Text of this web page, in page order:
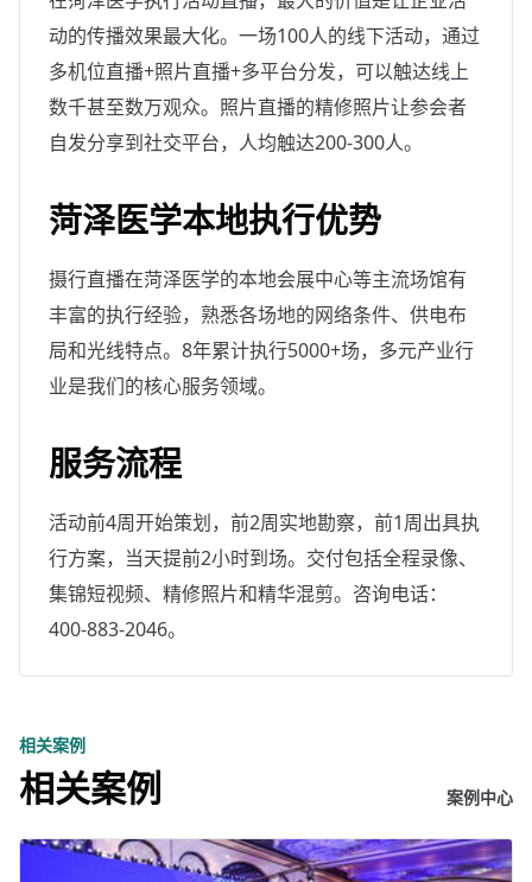
动的传播效果最大化。一场100人的线下活动，通过
多机位直播+照片直播+多平台分发，可以触达线上
数千甚至数万观众。照片直播的精修照片让参会者
自发分享到社交平台，人均触达200-300人。
菏泽医学本地执行优势
摄行直播在菏泽医学的本地会展中心等主流场馆有
丰富的执行经验，熟悉各场地的网络条件、供电布
局和光线特点。8年累计执行5000+场，多元产业行
业是我们的核心服务领域。
服务流程
活动前4周开始策划，前2周实地勘察，前1周出具执
行方案，当天提前2小时到场。交付包括全程录像、
集锦短视频、精修照片和精华混剪。咨询电话：
400-883-2046。
相关案例
相关案例 案例中心